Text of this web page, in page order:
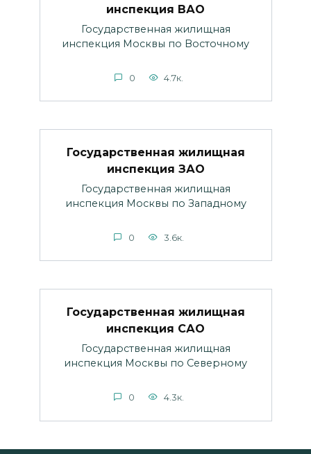
инспекция ВАО
Государственная жилищная
инспекция Москвы по Восточному
0 4.7к.
Государственная жилищная
инспекция ЗАО
Государственная жилищная
инспекция Москвы по Западному
0 3.6к.
Государственная жилищная
инспекция САО
Государственная жилищная
инспекция Москвы по Северному
0 4.3к.